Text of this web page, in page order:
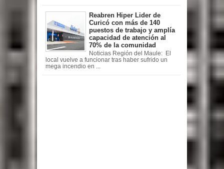
Reabren Hiper Lider de
Curicó con más de 140
puestos de trabajo y amplía
capacidad de atención al
70% de la comunidad
Noticias Región del Maule: El
local vuelve a funcionar tras haber sufrido un
mega incendio en ...